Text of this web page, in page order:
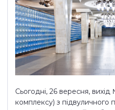
Сьогодні, 26 вересня, вихід
комплексу) з підвуличного